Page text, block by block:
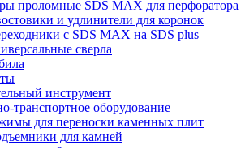
проломные SDS MAX для перфоратора
и удлинители для коронок
с SDS MAX на SDS plus
сверла
инструмент
транспортное оборудование
для переноски каменных плит
для камней